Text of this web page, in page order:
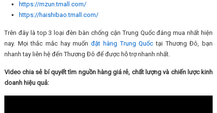
https://mzun.tmall.com/
https://haishibao.tmall.com/
Trên đây là top 3 loại đèn bàn chống cận Trung Quốc đáng mua nhất hiện
nay. Mọi thắc mắc hay muốnđặt hàng Trung Quốc tại Thương Đô, bạn
nhanh tay liên hệ đến Thương Đô để được hỗ trợ nhanh nhất.
Video chia sẻ bí quyết tìm nguồn hàng giá rẻ, chất lượng và chiến lược kinh
doanh hiệu quả: